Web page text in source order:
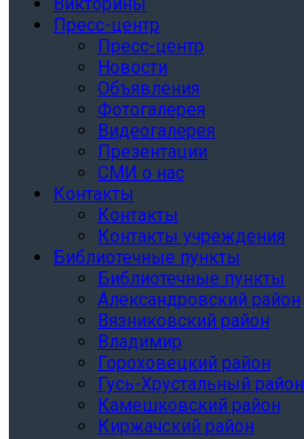
Викторины
Пресс-центр
Пресс-центр
Новости
Объявления
Фотогалерея
Видеогалерея
Презентации
СМИ о нас
Контакты
Контакты
Контакты учреждения
Библиотечные пункты
Библиотечные пункты
Александровский район
Вязниковский район
Владимир
Гороховецкий район
Гусь-Хрустальный район
Камешковский район
Киржачский район